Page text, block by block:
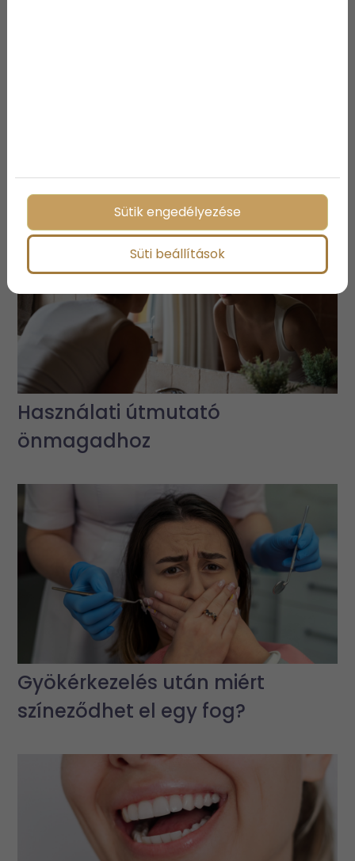
Használati útmutató
önmagadhoz
Gyökérkezelés után miért
színeződhet el egy fog?
Sütik engedélyezése
Süti beállítások